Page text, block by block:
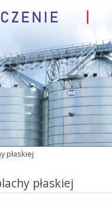
płaskiej
płaskiej